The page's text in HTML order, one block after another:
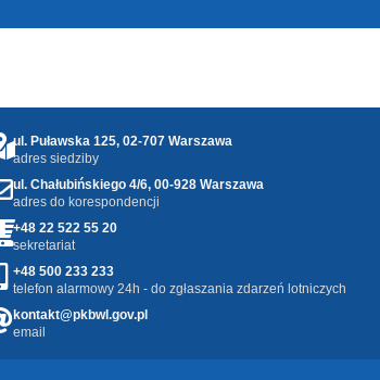
ul. Puławska 125, 02-707 Warszawa
adres siedziby
ul. Chałubińskiego 4/6, 00-928 Warszawa
adres do korespondencji
+48 22 522 55 20
sekretariat
+48 500 233 233
telefon alarmowy 24h - do zgłaszania zdarzeń lotniczych
kontakt@pkbwl.gov.pl
email